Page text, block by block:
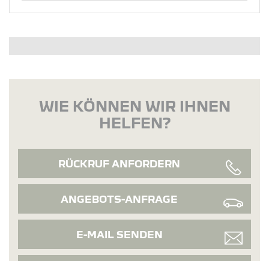
WIE KÖNNEN WIR IHNEN
HELFEN?
RÜCKRUF ANFORDERN
ANGEBOTS-ANFRAGE
E-MAIL SENDEN